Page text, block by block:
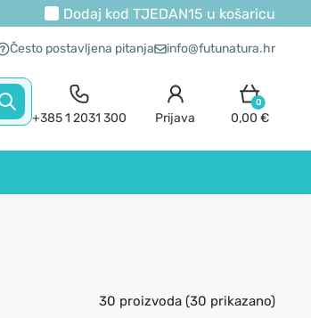
Dodaj kod TJEDAN15 u košaricu
Često postavljena pitanja info@futunatura.hr
+385 1 2031 300 Prijava
0
0,00 €
30 proizvoda (30 prikazano)